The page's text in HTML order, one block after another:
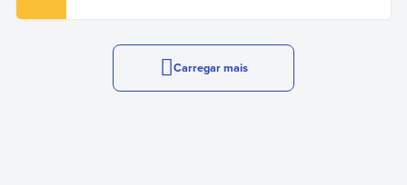
Carregar mais